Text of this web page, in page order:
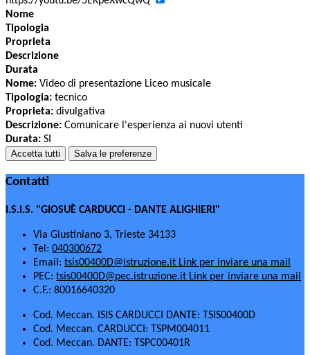
Nome
Tipologia
Proprieta
Descrizione
Durata
Nome: Video di presentazione Liceo musicale
Tipologia: tecnico
Proprieta: divulgativa
Descrizione: Comunicare l'esperienza ai nuovi utenti
Durata: SI
Accetta tutti Salva le preferenze
Contatti
I.S.I.S. "GIOSUÈ CARDUCCI - DANTE ALIGHIERI"
Via Giustiniano 3, Trieste 34133
Tel: 040300672
Email: tsis00400D@istruzione.it Link per inviare una mail
PEC: tsis00400D@pec.istruzione.it Link per inviare una mail
C.F.: 80016640320
Cod. Meccan. ISIS CARDUCCI DANTE: TSIS00400D
Cod. Meccan. CARDUCCI: TSPM004011
Cod. Meccan. DANTE: TSPC00401R